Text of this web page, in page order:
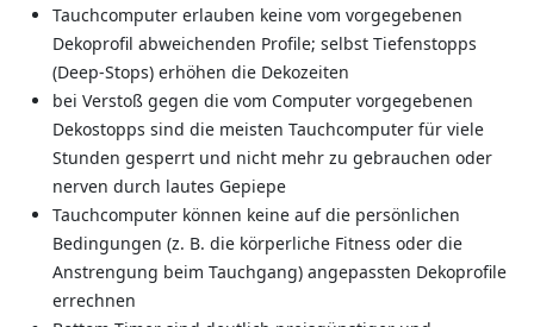
Tauchcomputer erlauben keine vom vorgegebenen
Dekoprofil abweichenden Profile; selbst Tiefenstopps
(Deep-Stops) erhöhen die Dekozeiten
bei Verstoß gegen die vom Computer vorgegebenen
Dekostopps sind die meisten Tauchcomputer für viele
Stunden gesperrt und nicht mehr zu gebrauchen oder
nerven durch lautes Gepiepe
Tauchcomputer können keine auf die persönlichen
Bedingungen (z. B. die körperliche Fitness oder die
Anstrengung beim Tauchgang) angepassten Dekoprofile
errechnen